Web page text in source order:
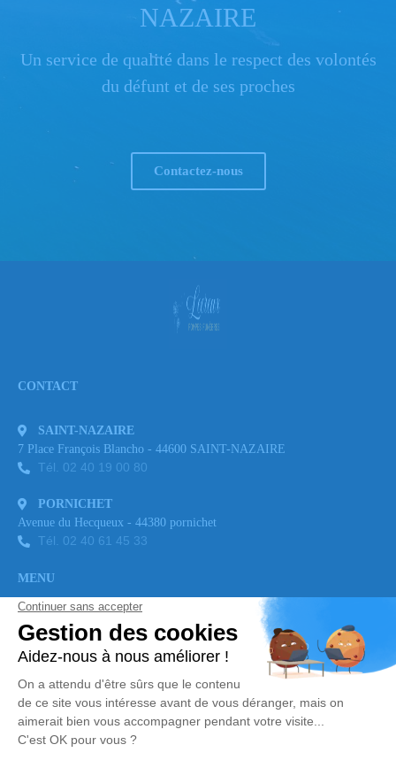
NAZAIRE
Un service de qualité dans le respect des volontés
du défunt et de ses proches
Contactez-nous
CONTACT
SAINT-NAZAIRE
7 Place François Blancho - 44600 SAINT-NAZAIRE
Tél. 02 40 19 00 80
PORNICHET
Avenue du Hecqueux - 44380 pornichet
Tél. 02 40 61 45 33
MENU
Accueil
Avis de décès et Condoléances
Nos agences
NOS SERVICES
Pompes Funèbres